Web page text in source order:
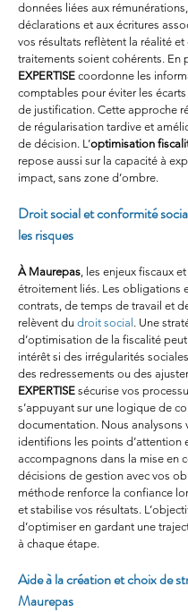
données liées aux
déclarations et aux écritures
vos résultats reflètent la réalité et
traitements soient cohérents. En
EXPERTISE coordonne les
comptables pour éviter les
de justification. Cette approche
de régularisation tardive et
de décision. L’optimisation
repose aussi sur la capacité à
impact, sans zone d’ombre.
Droit social et conformité
les risques
À Maurepas, les enjeux fiscaux
étroitement liés. Les obligations
contrats, de temps de travail et
relèvent du droit social . Une
d’optimisation de la fiscalité
intérêt si des irrégularités
des redressements ou des
EXPERTISE sécurise vos
s’appuyant sur une logique de
documentation. Nous analysons
identifions les points d’attention
accompagnons dans la mise en
décisions de gestion avec vos
méthode renforce la confiance
et stabilise vos résultats.
d’optimiser en gardant une
à chaque étape.
Aide à la création et choix de
Maurepas